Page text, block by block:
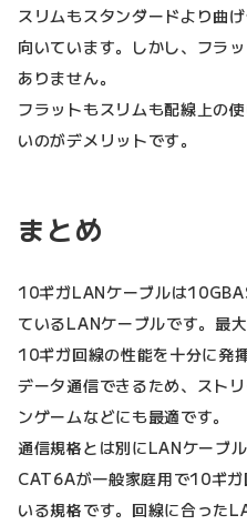
スリムもスタンダードより曲
向いています。しかし、フラ
ありません。
フラットもスリムも配線上の
いのがデメリットです。
まとめ
10ギガLANケーブルは
ているLANケーブルです。最
10ギガ回線の性能を十分に発
データ通信できるため、スト
ンゲームなどにも最適です。
通信規格とは別にLANケーブ
CAT6Aが一般家庭用で10ギ
いる規格です。回線に合った